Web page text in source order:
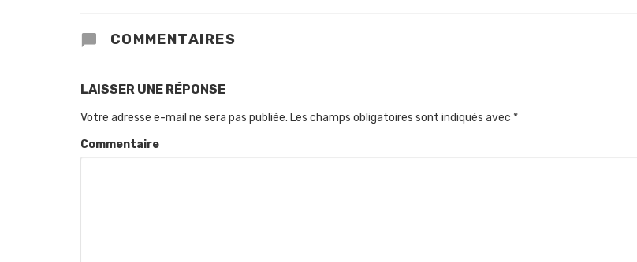
COMMENTAIRES
LAISSER UNE RÉPONSE
Votre adresse e-mail ne sera pas publiée. Les champs obligatoires sont indiqués avec *
Commentaire